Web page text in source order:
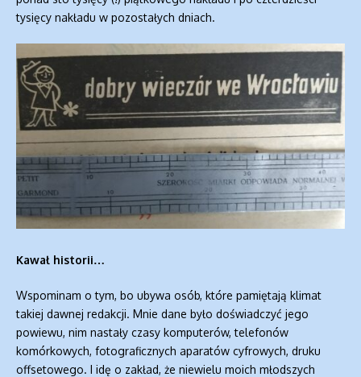
tysięcy nakładu w pozostałych dniach.
Kawał historii…
Wspominam o tym, bo ubywa osób, które pamiętają klimat
takiej dawnej redakcji. Mnie dane było doświadczyć jego
powiewu, nim nastały czasy komputerów, telefonów
komórkowych, fotograficznych aparatów cyfrowych, druku
offsetowego. I idę o zakład, że niewielu moich młodszych